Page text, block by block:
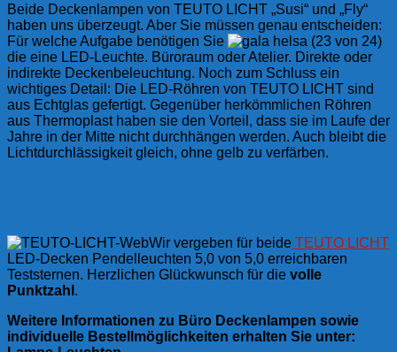
Beide Deckenlampen von TEUTO LICHT „Susi“ und „Fly“
haben uns überzeugt. Aber Sie müssen genau entscheiden:
Für welche Aufgabe benötigen Sie
die eine LED-Leuchte. Büroraum oder Atelier. Direkte oder
indirekte Deckenbeleuchtung. Noch zum Schluss ein
wichtiges Detail: Die LED-Röhren von TEUTO LICHT sind
aus Echtglas gefertigt. Gegenüber herkömmlichen Röhren
aus Thermoplast haben sie den Vorteil, dass sie im Laufe der
Jahre in der Mitte nicht durchhängen werden. Auch bleibt die
Lichtdurchlässigkeit gleich, ohne gelb zu verfärben.
Wir vergeben für beide TEUTO LICHT
LED-Decken Pendelleuchten 5,0 von 5,0 erreichbaren
Teststernen. Herzlichen Glückwunsch für die volle
Punktzahl .
Weitere Informationen zu Büro Deckenlampen sowie
individuelle Bestellmöglichkeiten erhalten Sie unter: